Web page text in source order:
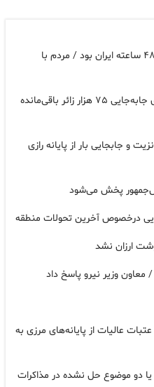
رئیس جمهور: تصور دشمن، تصرف ۴۸ ساعته ایران بود / مردم با
فراخوان سراسری ۲۳۰۰ اتوبوس برای جابه‌جایی ۷۵ هزار زائر باقی‌مانده
افزایش ۶ برابری ترانزیت و جابجایی بار از پایانه رازی
پخش می‌شود
درخصوص آخرین تحولات منطقه
ارزان نشد
وزیر نیرو پاسخ داد
و ۴۰۰ هزار زائر عتبات عالیات از پایانه‌های مرزی به
دو موضوع حل نشده در مذاکرات